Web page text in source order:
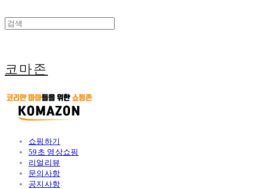
코마존
쇼핑하기
59초 영상쇼핑
리얼리뷰
문의사항
공지사항